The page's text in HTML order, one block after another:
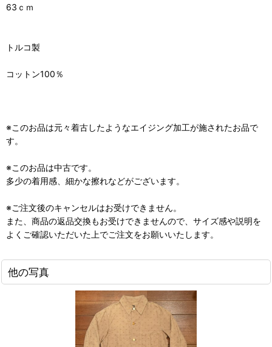
63ｃｍ
トルコ製
コットン100％
※このお品は元々着古したようなエイジング加工が施されたお品で
す。
※このお品は中古です。
多少の着用感、細かな擦れなどがございます。
※ご注文後のキャンセルはお受けできません。
また、商品の返品交換もお受けできませんので、サイズ感や説明を
よくご確認いただいた上でご注文をお願いいたします。
他の写真